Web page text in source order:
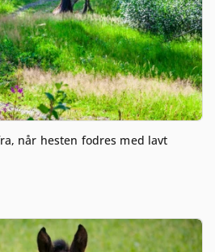
når hesten fodres med lavt